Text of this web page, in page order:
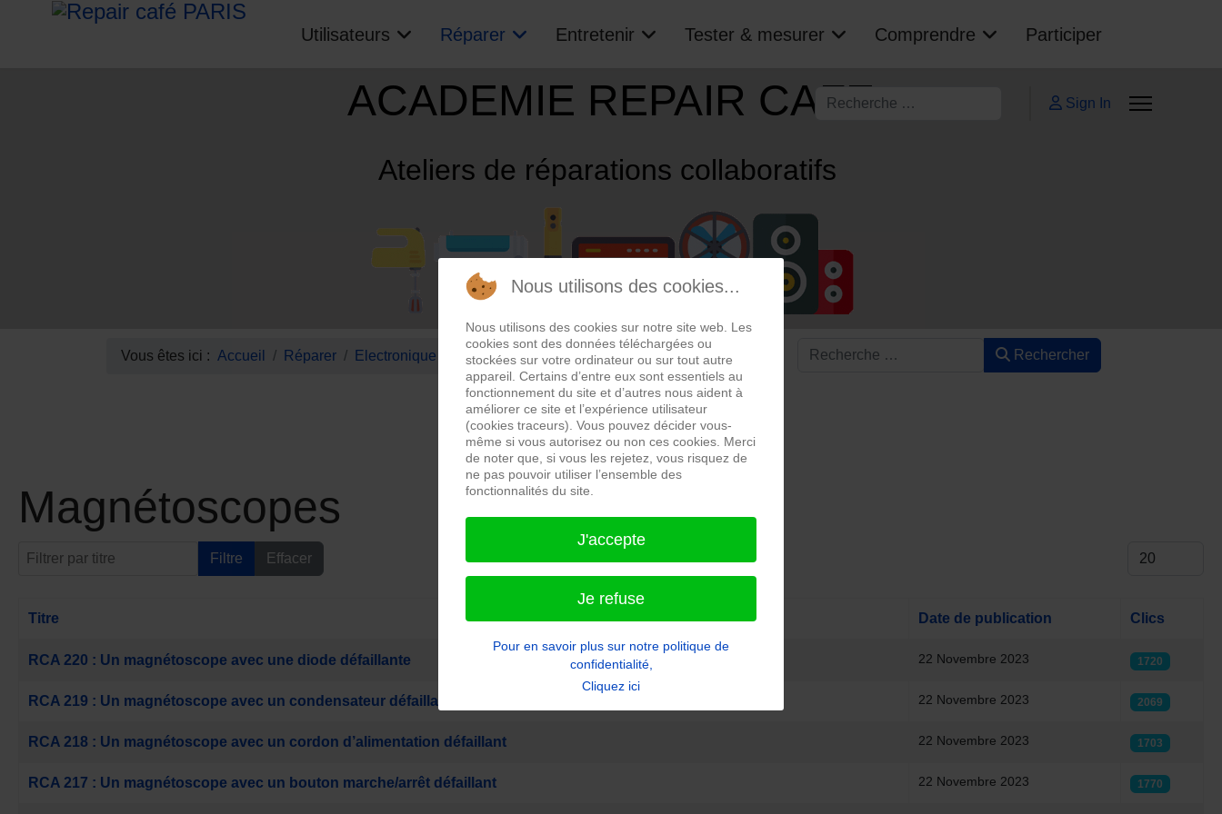
Utilisateurs Réparer Entretenir Tester & mesurer Comprendre Participer
Rechercher Sign In
ACADEMIE REPAIR CAFE
Ateliers de réparations collaboratifs
Vous êtes ici : Accueil Réparer Electronique Images Magnétoscopes Rechercher
Magnétoscopes
Filtrer par titre Filtre Effacer Afficher #
Titre Date de publication Clics
RCA 220 : Un magnétoscope avec une diode défaillante 22 Novembre 2023 1720
RCA 219 : Un magnétoscope avec un condensateur défaillant 22 Novembre 2023 2069
RCA 218 : Un magnétoscope avec un cordon d’alimentation défaillant 22 Novembre 2023 1703
RCA 217 : Un magnétoscope avec un bouton marche/arrêt défaillant 22 Novembre 2023 1770
Nous utilisons des cookies...
Nous utilisons des cookies sur notre site web. Les
cookies sont des données téléchargées ou
stockées sur votre ordinateur ou sur tout autre
appareil. Certains d’entre eux sont essentiels au
fonctionnement du site et d’autres nous aident à
améliorer ce site et l’expérience utilisateur
(cookies traceurs). Vous pouvez décider vous-
même si vous autorisez ou non ces cookies. Merci
de noter que, si vous les rejetez, vous risquez de
ne pas pouvoir utiliser l’ensemble des
fonctionnalités du site.
J'accepte
Je refuse
Pour en savoir plus sur notre politique de
confidentialité,
Cliquez ici